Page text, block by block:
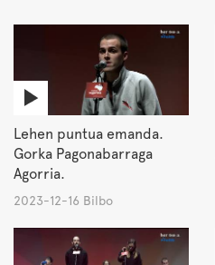
Lehen puntua emanda.
Gorka Pagonabarraga
Agorria.
2023-12-16 Bilbo